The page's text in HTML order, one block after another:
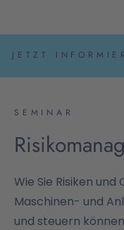
JETZT
SEMINAR
Wie Sie Risiken
Maschinen- und
und steuern